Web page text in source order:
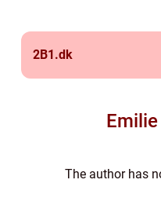
2B1.dk
The author has